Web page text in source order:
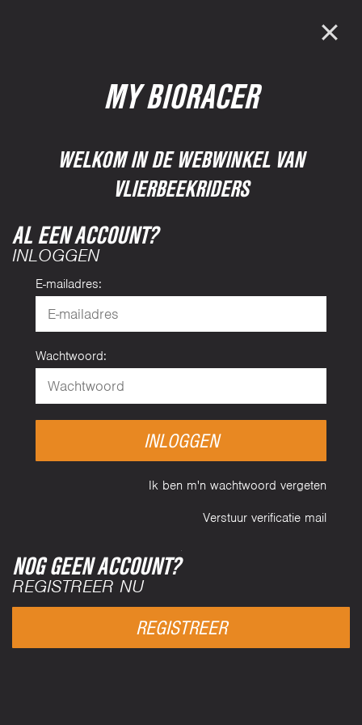
MY BIORACER
WELKOM IN DE WEBWINKEL VAN
VLIERBEEKRIDERS
AL EEN ACCOUNT?
INLOGGEN
E-mailadres:
Wachtwoord:
INLOGGEN
Ik ben m'n wachtwoord vergeten
Verstuur verificatie mail
NOG GEEN ACCOUNT?
REGISTREER NU
REGISTREER